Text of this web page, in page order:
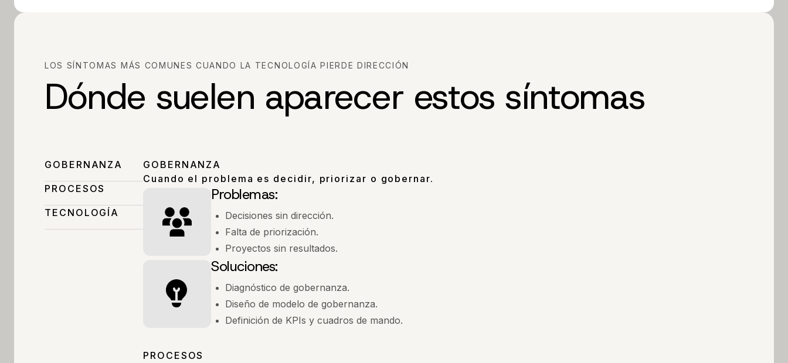
LOS SÍNTOMAS MÁS COMUNES CUANDO LA TECNOLOGÍA PIERDE DIRECCIÓN
Dónde suelen aparecer estos síntomas
GOBERNANZA
PROCESOS
TECNOLOGÍA
GOBERNANZA
Cuando el problema es decidir, priorizar o gobernar.
Problemas:
Decisiones sin dirección.
Falta de priorización.
Proyectos sin resultados.
Soluciones:
Diagnóstico de gobernanza.
Diseño de modelo de gobernanza.
Definición de KPIs y cuadros de mando.
PROCESOS